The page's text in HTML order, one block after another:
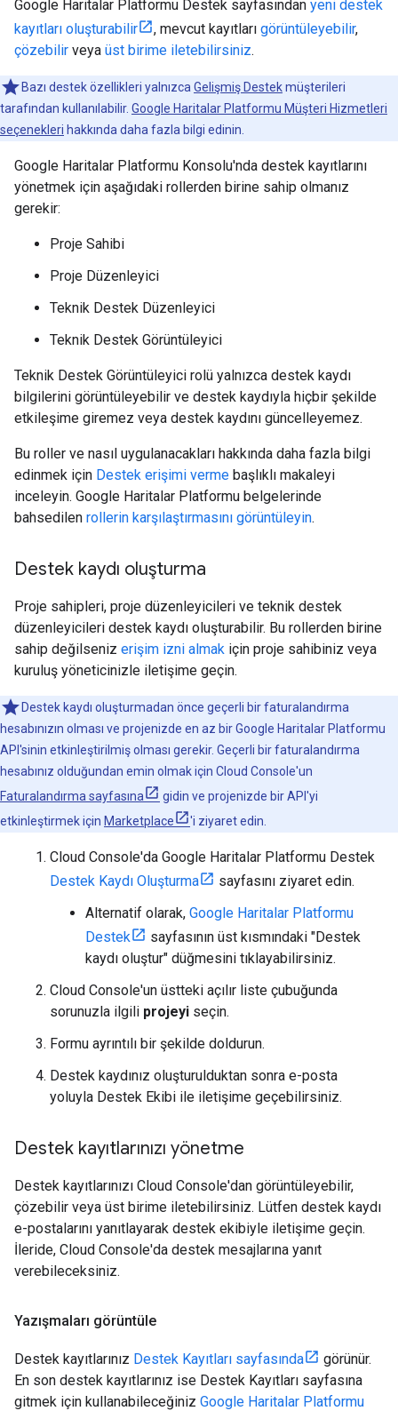
Google Haritalar Platformu Destek sayfasından yeni destek
kayıtları oluşturabilir
, mevcut kayıtları görüntüleyebilir,
çözebilir veya üst birime iletebilirsiniz.
Bazı destek özellikleri yalnızca Gelişmiş Destekmüşterileri
tarafından kullanılabilir. Google Haritalar Platformu Müşteri Hizmetleri
seçenekleri hakkında daha fazla bilgi edinin.
Google Haritalar Platformu Konsolu'nda destek kayıtlarını
yönetmek için aşağıdaki rollerden birine sahip olmanız
gerekir:
Proje Sahibi
Proje Düzenleyici
Teknik Destek Düzenleyici
Teknik Destek Görüntüleyici
Teknik Destek Görüntüleyici rolü yalnızca destek kaydı
bilgilerini görüntüleyebilir ve destek kaydıyla hiçbir şekilde
etkileşime giremez veya destek kaydını güncelleyemez.
Bu roller ve nasıl uygulanacakları hakkında daha fazla bilgi
edinmek için Destek erişimi verme başlıklı makaleyi
inceleyin. Google Haritalar Platformu belgelerinde
bahsedilen rollerin karşılaştırmasını görüntüleyin.
Destek kaydı oluşturma
Proje sahipleri, proje düzenleyicileri ve teknik destek
düzenleyicileri destek kaydı oluşturabilir. Bu rollerden birine
sahip değilseniz erişim izni almak için proje sahibiniz veya
kuruluş yöneticinizle iletişime geçin.
Destek kaydı oluşturmadan önce geçerli bir faturalandırma
hesabınızın olması ve projenizde en az bir Google Haritalar Platformu
API'sinin etkinleştirilmiş olması gerekir. Geçerli bir faturalandırma
hesabınız olduğundan emin olmak için Cloud Console'un
Faturalandırma sayfasına
gidin ve projenizde bir API'yi
etkinleştirmek için Marketplace 'i ziyaret edin.
Cloud Console'da Google Haritalar Platformu Destek
Destek Kaydı Oluşturma
sayfasını ziyaret edin.
Alternatif olarak, Google Haritalar Platformu
Destek
sayfasının üst kısmındaki "Destek
kaydı oluştur" düğmesini tıklayabilirsiniz.
Cloud Console'un üstteki açılır liste çubuğunda
sorunuzla ilgili projeyi seçin.
Formu ayrıntılı bir şekilde doldurun.
Destek kaydınız oluşturulduktan sonra e-posta
yoluyla Destek Ekibi ile iletişime geçebilirsiniz.
Destek kayıtlarınızı yönetme
Destek kayıtlarınızı Cloud Console'dan görüntüleyebilir,
çözebilir veya üst birime iletebilirsiniz. Lütfen destek kaydı
e-postalarını yanıtlayarak destek ekibiyle iletişime geçin.
İleride, Cloud Console'da destek mesajlarına yanıt
verebileceksiniz.
Yazışmaları görüntüle
Destek kayıtlarınız Destek Kayıtları sayfasında
görünür.
En son destek kayıtlarınız ise Destek Kayıtları sayfasına
gitmek için kullanabileceğiniz Google Haritalar Platformu